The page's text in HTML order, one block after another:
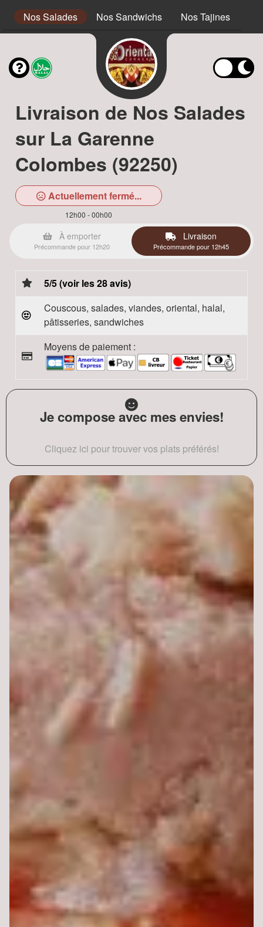
Nos Salades Nos Sandwichs Nos Tajines
Livraison de Nos Salades
sur La Garenne
Colombes (92250)
Actuellement fermé...
12h00 - 00h00
À emporter
Précommande pour 12h20
Livraison
Précommande pour 12h45
5/5 (voir les 28 avis)
Couscous, salades, viandes, oriental, halal,
pâtisseries, sandwiches
Moyens de paiement :
Je compose avec mes envies!
Cliquez ici pour trouver vos plats préférés!